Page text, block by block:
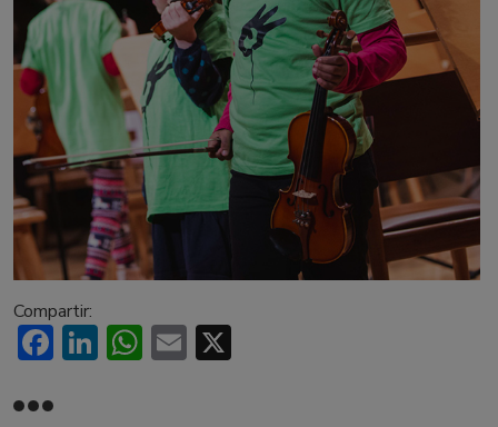
Compartir:
Facebook
LinkedIn
WhatsApp
Email